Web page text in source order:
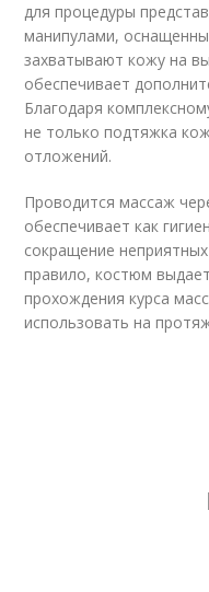
для процедуры
манипулами,
захватывают кожу на
обеспечивает
Благодаря
не только подтяжка
отложений.
Проводится массаж
обеспечивает как
сокращение
правило, костюм
прохождения курса
использовать на